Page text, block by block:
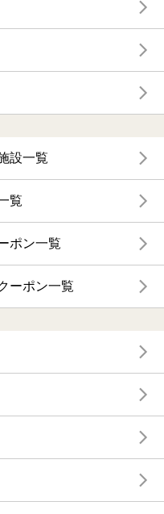
設一覧
覧
ポン一覧
ーポン一覧